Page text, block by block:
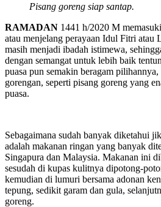
Pisang goreng siap santap.
RAMADAN 1441 h/2020 M
atau menjelang perayaan Idul Fitri atau
masih menjadi ibadah istimewa,
dengan semangat untuk lebih baik
puasa pun semakin beragam
gorengan, seperti pisang goreng yang
puasa.
Sebagaimana sudah banyak diketahui
adalah makanan ringan yang banyak
Singapura dan Malaysia. Makanan ini
sesudah di kupas kulitnya dipotong-
kemudian di lumuri bersama adonan
tepung, sedikit garam dan gula,
goreng.